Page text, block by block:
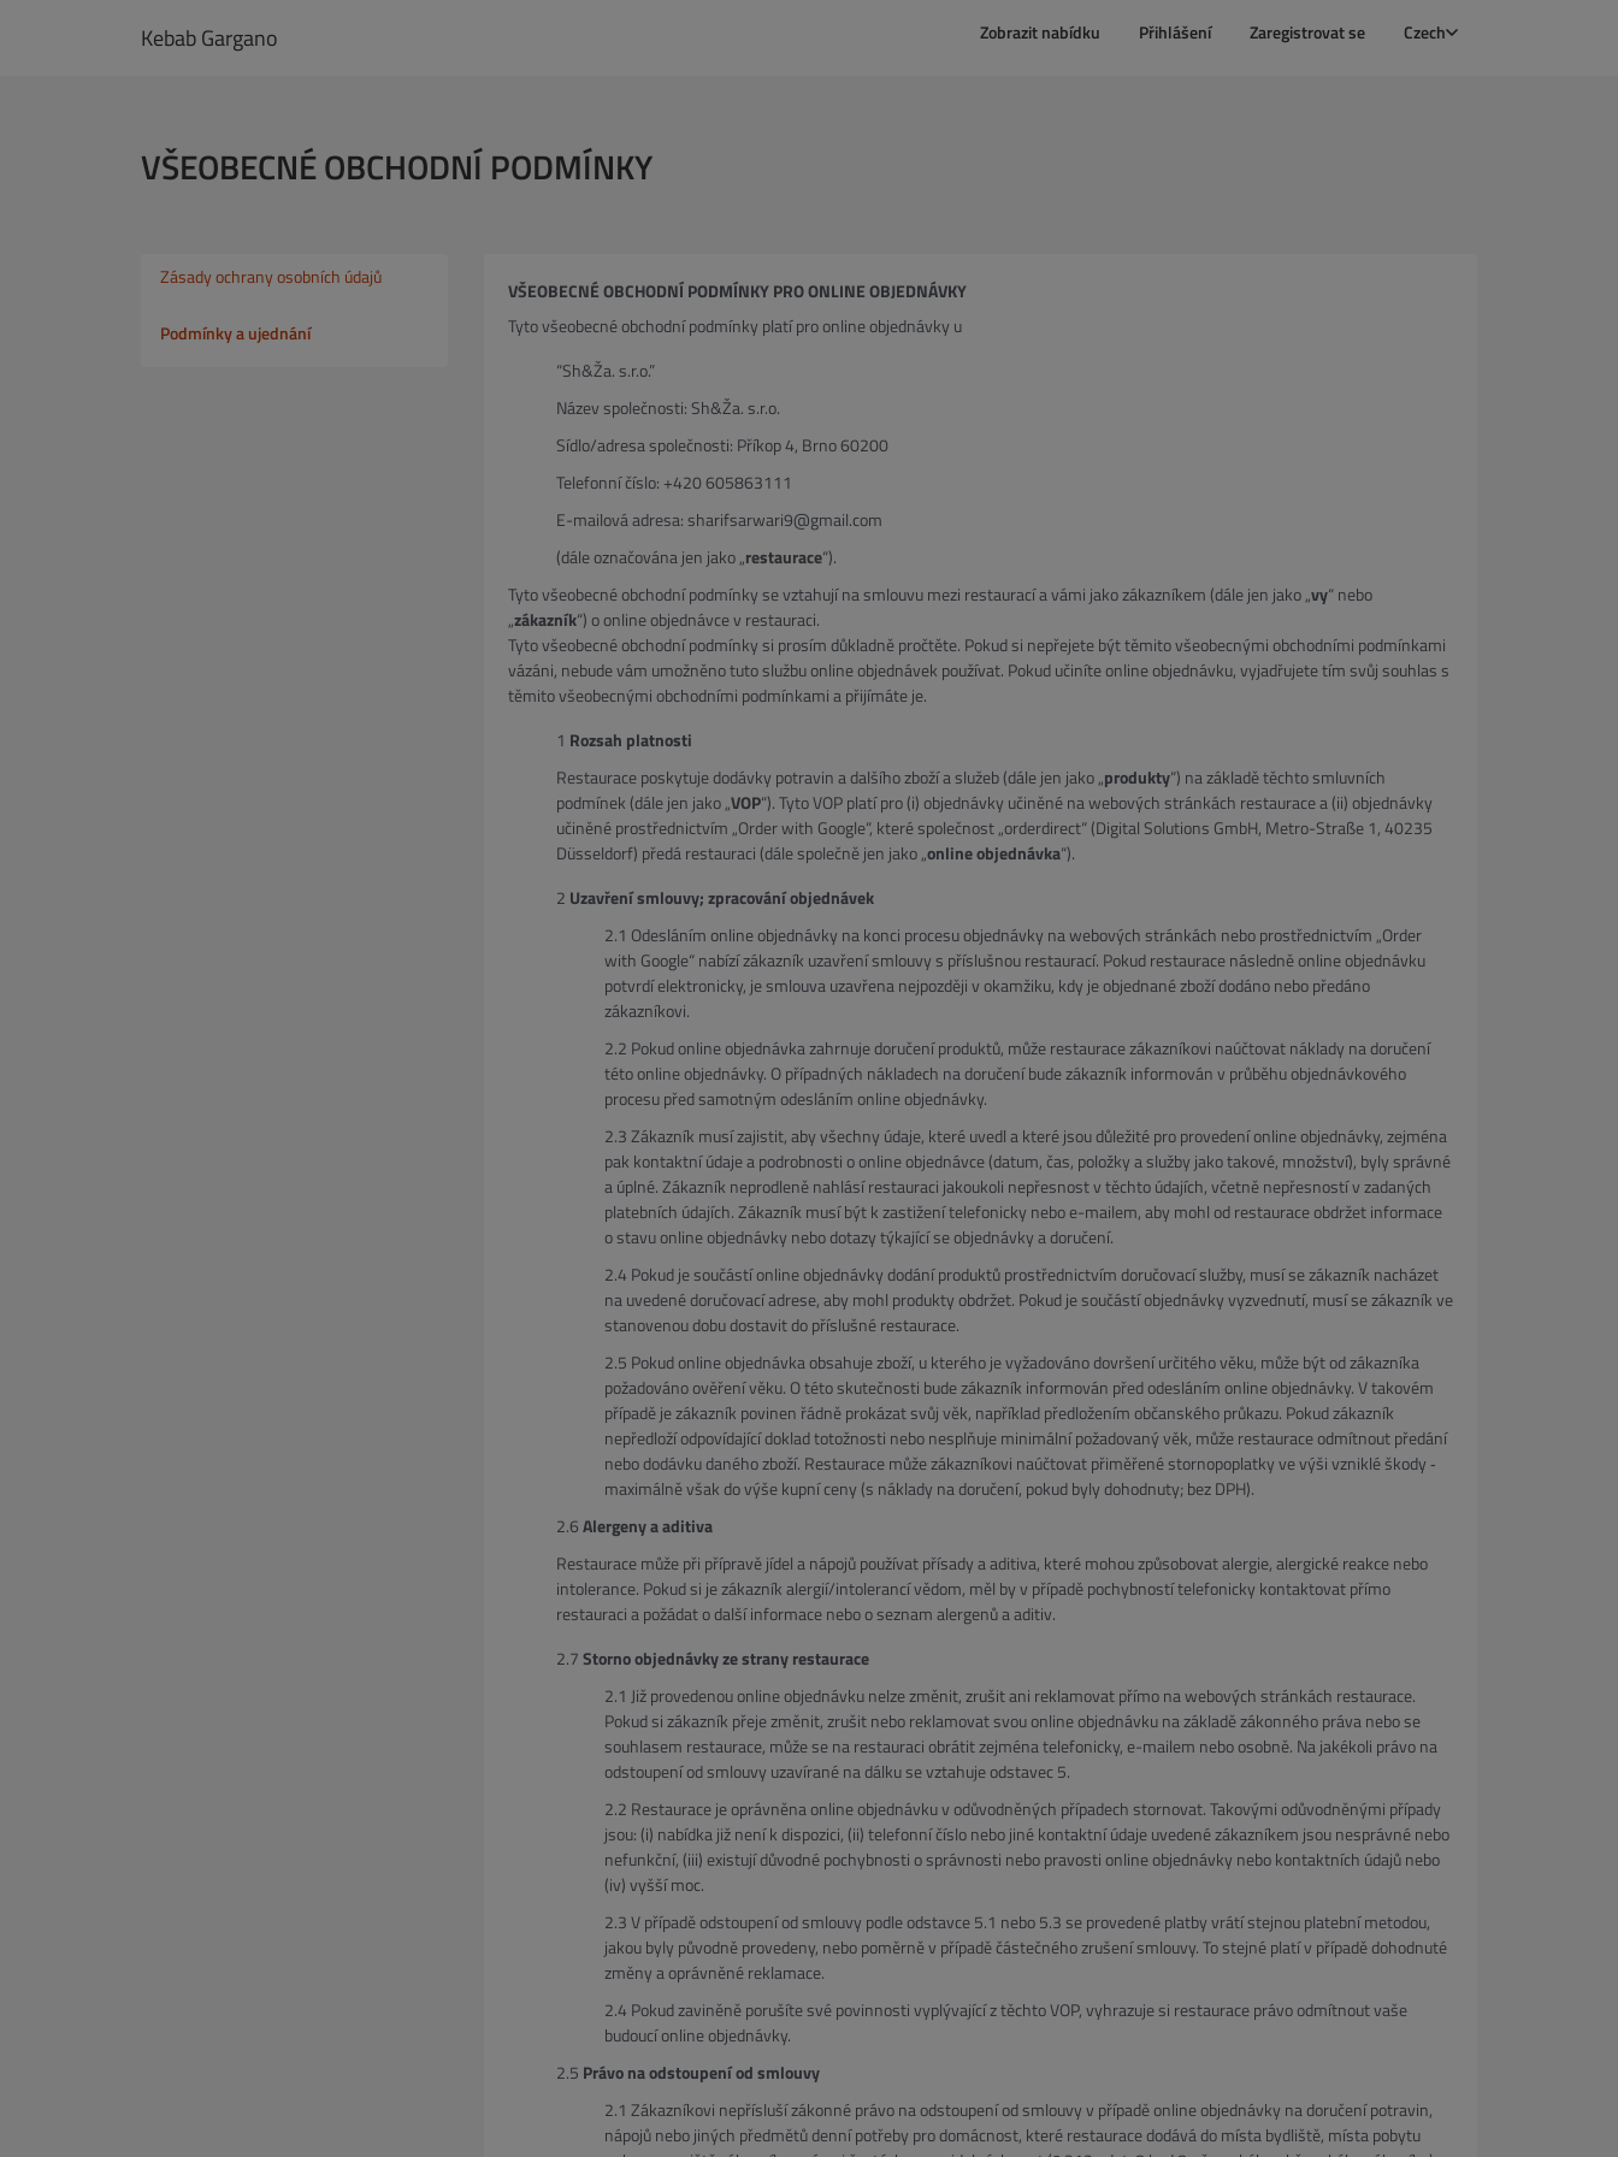
Kebab Gargano Zobrazit nabídku Přihlášení Zaregistrovat se Czech
VŠEOBECNÉ OBCHODNÍ PODMÍNKY
Zásady ochrany osobních údajů
Podmínky a ujednání
VŠEOBECNÉ OBCHODNÍ PODMÍNKY PRO ONLINE OBJEDNÁVKY
Tyto všeobecné obchodní podmínky platí pro online objednávky u
“Sh&Ža. s.r.o.”
Název společnosti: Sh&Ža. s.r.o.
Sídlo/adresa společnosti: Příkop 4, Brno 60200
Telefonní číslo: +420 605863111
E-mailová adresa: sharifsarwari9@gmail.com
(dále označována jen jako „restaurace“).
Tyto všeobecné obchodní podmínky se vztahují na smlouvu mezi restaurací a vámi jako zákazníkem (dále jen jako „vy“ nebo
„zákazník“) o online objednávce v restauraci.
Tyto všeobecné obchodní podmínky si prosím důkladně pročtěte. Pokud si nepřejete být těmito všeobecnými obchodními podmínkami
vázáni, nebude vám umožněno tuto službu online objednávek používat. Pokud učiníte online objednávku, vyjadřujete tím svůj souhlas s
těmito všeobecnými obchodními podmínkami a přijímáte je.
Rozsah platnosti
Restaurace poskytuje dodávky potravin a dalšího zboží a služeb (dále jen jako „produkty“) na základě těchto smluvních
podmínek (dále jen jako „VOP“). Tyto VOP platí pro (i) objednávky učiněné na webových stránkách restaurace a (ii) objednávky
učiněné prostřednictvím „Order with Google“, které společnost „orderdirect“ (Digital Solutions GmbH, Metro-Straße 1, 40235
Düsseldorf) předá restauraci (dále společně jen jako „online objednávka“).
Uzavření smlouvy; zpracování objednávek
Odesláním online objednávky na konci procesu objednávky na webových stránkách nebo prostřednictvím „Order
with Google“ nabízí zákazník uzavření smlouvy s příslušnou restaurací. Pokud restaurace následně online objednávku
potvrdí elektronicky, je smlouva uzavřena nejpozději v okamžiku, kdy je objednané zboží dodáno nebo předáno
zákazníkovi.
Pokud online objednávka zahrnuje doručení produktů, může restaurace zákazníkovi naúčtovat náklady na doručení
této online objednávky. O případných nákladech na doručení bude zákazník informován v průběhu objednávkového
procesu před samotným odesláním online objednávky.
Zákazník musí zajistit, aby všechny údaje, které uvedl a které jsou důležité pro provedení online objednávky, zejména
pak kontaktní údaje a podrobnosti o online objednávce (datum, čas, položky a služby jako takové, množství), byly správné
a úplné. Zákazník neprodleně nahlásí restauraci jakoukoli nepřesnost v těchto údajích, včetně nepřesností v zadaných
platebních údajích. Zákazník musí být k zastižení telefonicky nebo e-mailem, aby mohl od restaurace obdržet informace
o stavu online objednávky nebo dotazy týkající se objednávky a doručení.
Pokud je součástí online objednávky dodání produktů prostřednictvím doručovací služby, musí se zákazník nacházet
na uvedené doručovací adrese, aby mohl produkty obdržet. Pokud je součástí objednávky vyzvednutí, musí se zákazník ve
stanovenou dobu dostavit do příslušné restaurace.
Pokud online objednávka obsahuje zboží, u kterého je vyžadováno dovršení určitého věku, může být od zákazníka
požadováno ověření věku. O této skutečnosti bude zákazník informován před odesláním online objednávky. V takovém
případě je zákazník povinen řádně prokázat svůj věk, například předložením občanského průkazu. Pokud zákazník
nepředloží odpovídající doklad totožnosti nebo nesplňuje minimální požadovaný věk, může restaurace odmítnout předání
nebo dodávku daného zboží. Restaurace může zákazníkovi naúčtovat přiměřené stornopoplatky ve výši vzniklé škody ‐
maximálně však do výše kupní ceny (s náklady na doručení, pokud byly dohodnuty; bez DPH).
Alergeny a aditiva
Restaurace může při přípravě jídel a nápojů používat přísady a aditiva, které mohou způsobovat alergie, alergické reakce nebo
intolerance. Pokud si je zákazník alergií/intolerancí vědom, měl by v případě pochybností telefonicky kontaktovat přímo
restauraci a požádat o další informace nebo o seznam alergenů a aditiv.
Storno objednávky ze strany restaurace
Již provedenou online objednávku nelze změnit, zrušit ani reklamovat přímo na webových stránkách restaurace.
Pokud si zákazník přeje změnit, zrušit nebo reklamovat svou online objednávku na základě zákonného práva nebo se
souhlasem restaurace, může se na restauraci obrátit zejména telefonicky, e-mailem nebo osobně. Na jakékoli právo na
odstoupení od smlouvy uzavírané na dálku se vztahuje odstavec 5.
Restaurace je oprávněna online objednávku v odůvodněných případech stornovat. Takovými odůvodněnými případy
jsou: (i) nabídka již není k dispozici, (ii) telefonní číslo nebo jiné kontaktní údaje uvedené zákazníkem jsou nesprávné nebo
nefunkční, (iii) existují důvodné pochybnosti o správnosti nebo pravosti online objednávky nebo kontaktních údajů nebo
(iv) vyšší moc.
V případě odstoupení od smlouvy podle odstavce 5.1 nebo 5.3 se provedené platby vrátí stejnou platební metodou,
jakou byly původně provedeny, nebo poměrně v případě částečného zrušení smlouvy. To stejné platí v případě dohodnuté
změny a oprávněné reklamace.
Pokud zaviněně porušíte své povinnosti vyplývající z těchto VOP, vyhrazuje si restaurace právo odmítnout vaše
budoucí online objednávky.
Právo na odstoupení od smlouvy
Zákazníkovi nepřísluší zákonné právo na odstoupení od smlouvy v případě online objednávky na doručení potravin,
nápojů nebo jiných předmětů denní potřeby pro domácnost, které restaurace dodává do místa bydliště, místa pobytu